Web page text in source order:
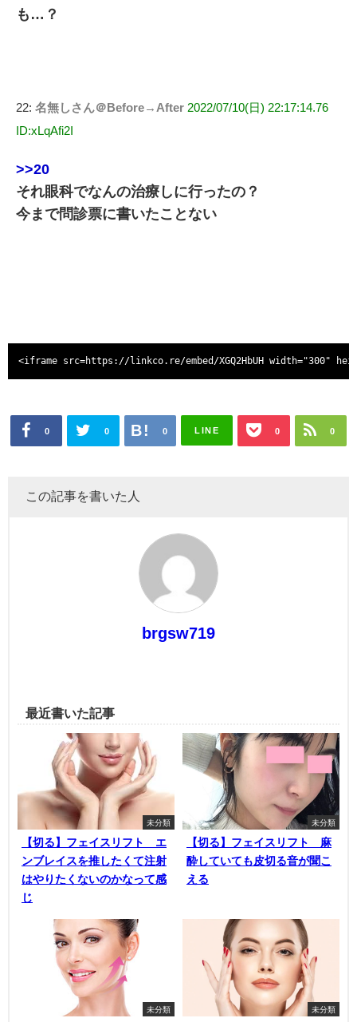
も…？
22: 名無しさん＠Before→After 2022/07/10(日) 22:17:14.76
ID:xLqAfi2I
>>20
それ眼科でなんの治療しに行ったの？
今まで問診票に書いたことない
<iframe src=https://linkco.re/embed/XGQ2HbUH width="300"
0 0 0 LINE 0 0
この記事を書いた人
brgsw719
最近書いた記事
未分類
【切る】フェイスリフト エ
ンブレイスを推したくて注射
はやりたくないのかなって感
じ
未分類
【切る】フェイスリフト 麻
酔していても皮切る音が聞こ
える
未分類 未分類